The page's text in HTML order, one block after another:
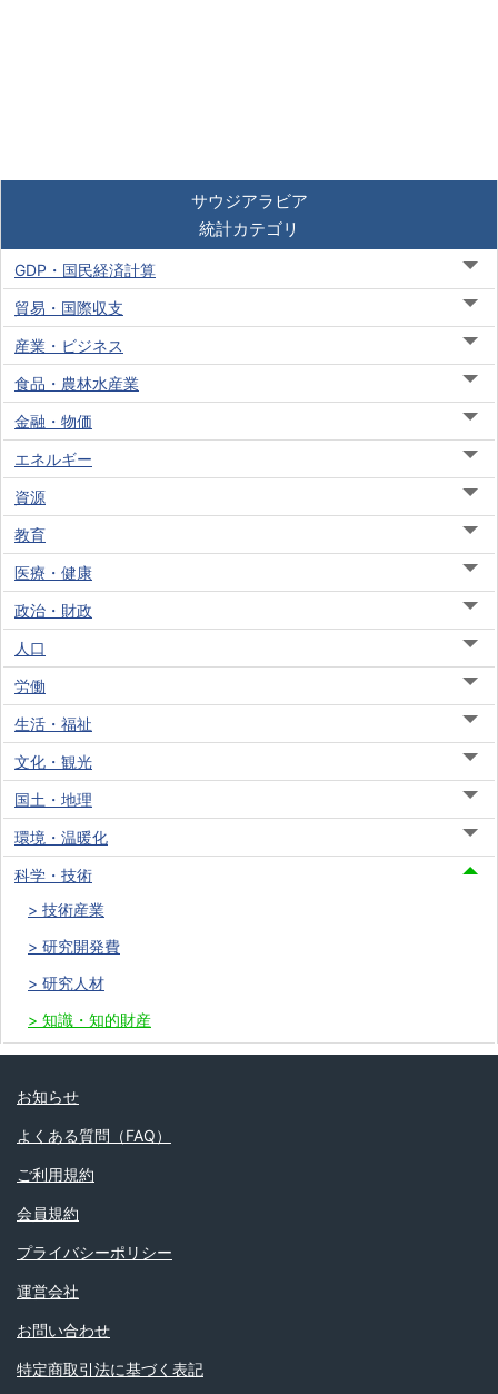
サウジアラビア
統計カテゴリ
GDP・国民経済計算
貿易・国際収支
産業・ビジネス
食品・農林水産業
金融・物価
エネルギー
資源
教育
医療・健康
政治・財政
人口
労働
生活・福祉
文化・観光
国土・地理
環境・温暖化
科学・技術
技術産業
研究開発費
研究人材
知識・知的財産
お知らせ
よくある質問（FAQ）
ご利用規約
会員規約
プライバシーポリシー
運営会社
お問い合わせ
特定商取引法に基づく表記